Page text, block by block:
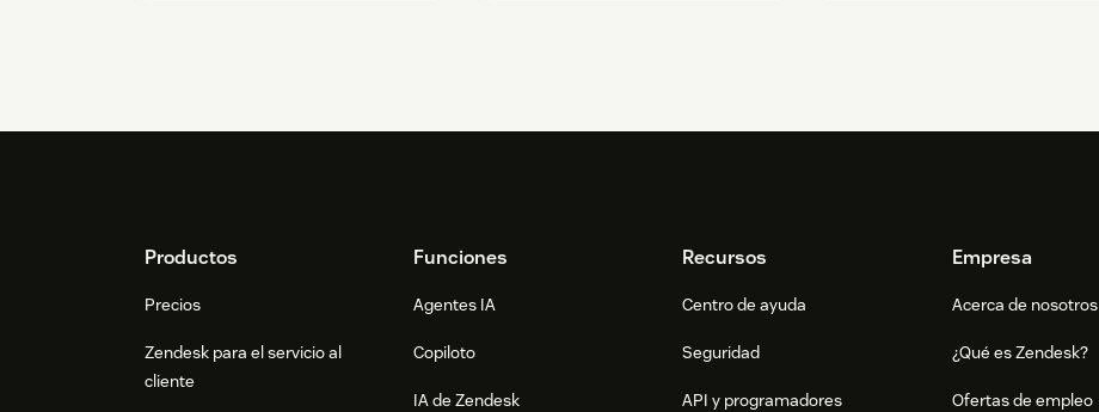
FooterProductos
Precios
Zendesk para el servicio al
cliente
Funciones
Agentes IA
Copiloto
IA de Zendesk
Recursos
Centro de ayuda
Seguridad
API y programadores
Empresa
Acerca de nosotros
¿Qué es Zendesk?
Ofertas de empleo